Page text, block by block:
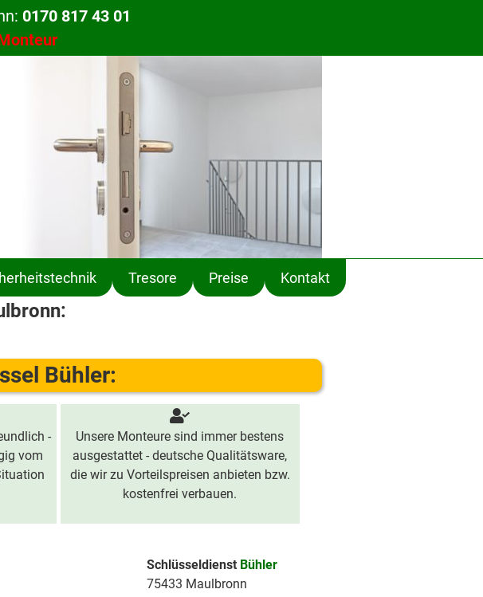
0170 817 43 01
Tresore Preise Kontakt
Bühler:
-
vom
Unsere Monteure sind immer bestens
ausgestattet - deutsche Qualitätsware,
die wir zu Vorteilspreisen anbieten bzw.
kostenfrei verbauen.
Schlüsseldienst Bühler
75433 Maulbronn